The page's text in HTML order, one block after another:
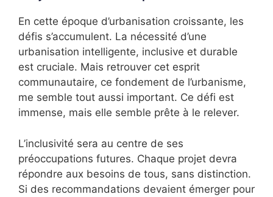
En cette époque d’urbanisation croissante, les
défis s’accumulent. La nécessité d’une
urbanisation intelligente, inclusive et durable
est cruciale. Mais retrouver cet esprit
communautaire, ce fondement de l’urbanisme,
me semble tout aussi important. Ce défi est
immense, mais elle semble prête à le relever.
L’inclusivité sera au centre de ses
préoccupations futures. Chaque projet devra
répondre aux besoins de tous, sans distinction.
Si des recommandations devaient émerger pour